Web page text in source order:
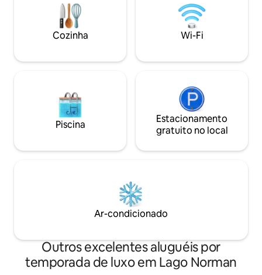
executive retreats, this custom home is
a visual masterpiece designed to
impress the most discerning guests.
Private chef, in-
yoga classes
Cozinha Wi-Fi
Piscina
Estacionamento
gratuito no local
Ar-condicionado
Outros excelentes aluguéis por
temporada de luxo em Lago Norman